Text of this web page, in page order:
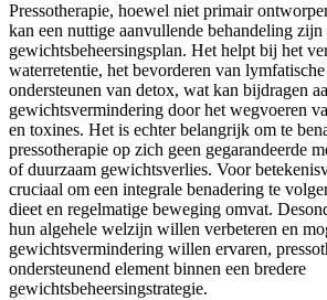
Pressotherapie, hoewel niet primair
kan een nuttige aanvullende behandeling zijn
gewichtsbeheersingsplan. Het helpt bij het
waterretentie, het bevorderen van
ondersteunen van detox, wat kan bijdragen
gewichtsvermindering door het wegvoeren
en toxines. Het is echter belangrijk om te
pressotherapie op zich geen gegarandeerde
of duurzaam gewichtsverlies. Voor
cruciaal om een integrale benadering te
dieet en regelmatige beweging omvat.
hun algehele welzijn willen verbeteren en
gewichtsvermindering willen ervaren,
ondersteunend element binnen een bredere
gewichtsbeheersingstrategie.